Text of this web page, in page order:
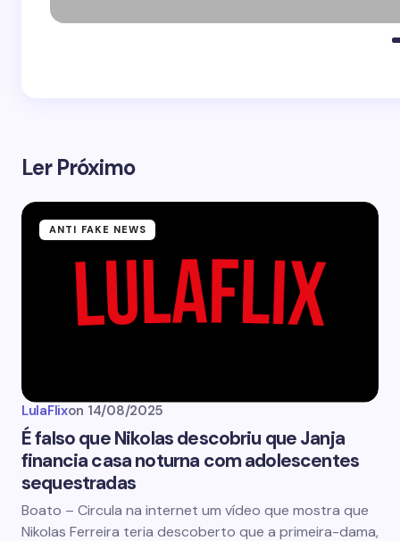
Ler Próximo
ANTI FAKE NEWS
LulaFlixon 14/08/2025
É falso que Nikolas descobriu que Janja
financia casa noturna com adolescentes
sequestradas
Boato – Circula na internet um vídeo que mostra que
Nikolas Ferreira teria descoberto que a primeira-dama,